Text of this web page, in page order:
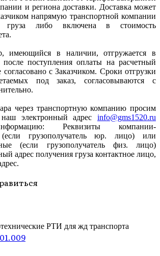
и региона доставки. Доставка может
напрямую транспортной компании
груза либо включена в стоимость
имеющийся в наличии, отгружается в
поступления оплаты на расчетный
согласовано с Заказчиком. Сроки отгрузки
под заказ, согласовываются с
через транспортную компанию просим
наш электронный адрес info@gms1520.ru
Реквизиты компании-
(если грузополучатель юр. лицо) или
(если грузополучатель физ. лицо)
адрес получения груза контактное лицо,
РТИ для жд транспорта